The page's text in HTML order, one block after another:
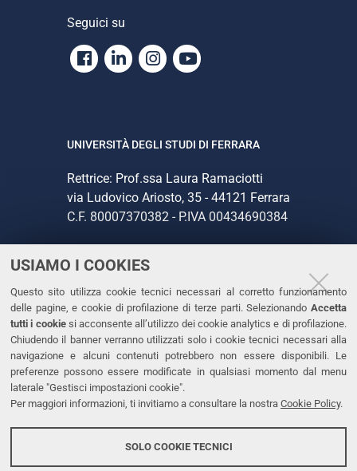
USIAMO I COOKIES
Questo sito utilizza cookie tecnici necessari al corretto funzionamento
delle pagine, e cookie di profilazione di terze parti. Selezionando Accetta
tutti i cookiesi acconsente all’utilizzo dei cookie analytics e di profilazione.
Chiudendo il banner verranno utilizzati solo i cookie tecnici necessari alla
navigazione e alcuni contenuti potrebbero non essere disponibili. Le
preferenze possono essere modificate in qualsiasi momento dal menu
laterale "Gestisci impostazioni cookie".
Per maggiori informazioni, ti invitiamo a consultare la nostra Cookie Policy.
SOLO COOKIE TECNICI
Seguici su
Facebook
LinkedinInstagram
Youtube
UNIVERSITÀ DEGLI STUDI DI FERRARA
Rettrice: Prof.ssa Laura Ramaciotti
via Ludovico Ariosto, 35 - 44121 Ferrara
C.F. 80007370382 - P.IVA 00434690384
CONTATTI
Tel. +39 0532 293111
Fax. +39 0532 293031
PEC
LINKS
Dichiarazione di accessibilità